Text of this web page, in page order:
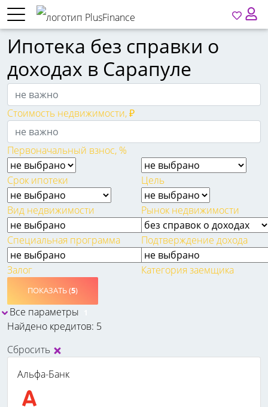
Ипотека без справки о
доходах в Сарапуле
Стоимость недвижимости, ₽
Первоначальный взнос, %
Срок ипотеки Цель
Вид недвижимости Рынок недвижимости
Специальная программа Подтверждение дохода
Залог Категория заемщика
ПОКАЗАТЬ (5)
Все параметры
Найдено кредитов: 5
Сбросить
Альфа-Банк